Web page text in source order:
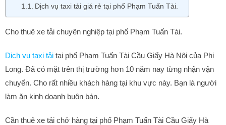
Dịch vụ taxi tải giá rẻ tại phố Phạm Tuấn Tài.
Cho thuê xe tải chuyên nghiệp tại phố Phạm Tuấn Tài.
Dịch vụ taxi tải tại phố Phạm Tuấn Tài Cầu Giấy Hà Nội của Phi
Long. Đã có mặt trên thị trường hơn 10 năm nay từng nhận vận
chuyển. Cho rất nhiều khách hàng tại khu vực này. Bạn là người
làm ăn kinh doanh buôn bán.
Cần thuê xe tải chở hàng tại phố Phạm Tuấn Tài Cầu Giấy Hà